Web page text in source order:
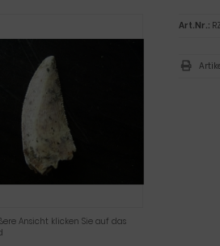
Ansicht klicken Sie auf das
Art.Nr.: